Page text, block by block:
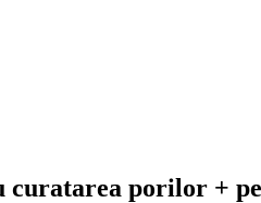
curatarea porilor +